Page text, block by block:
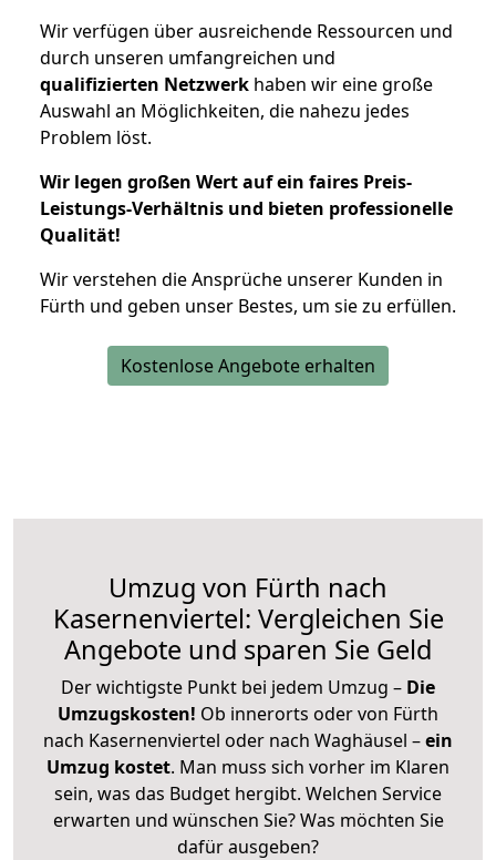
Wir verfügen über ausreichende Ressourcen und
durch unseren umfangreichen und
qualifizierten Netzwerk haben wir eine große
Auswahl an Möglichkeiten, die nahezu jedes
Problem löst.
Wir legen großen Wert auf ein faires Preis-
Leistungs-Verhältnis und bieten professionelle
Qualität!
Wir verstehen die Ansprüche unserer Kunden in
Fürth und geben unser Bestes, um sie zu erfüllen.
Kostenlose Angebote erhalten
Umzug von Fürth nach
Kasernenviertel: Vergleichen Sie
Angebote und sparen Sie Geld
Der wichtigste Punkt bei jedem Umzug – Die
Umzugskosten! Ob innerorts oder von Fürth
nach Kasernenviertel oder nach Waghäusel –ein
Umzug kostet. Man muss sich vorher im Klaren
sein, was das Budget hergibt. Welchen Service
erwarten und wünschen Sie? Was möchten Sie
dafür ausgeben?